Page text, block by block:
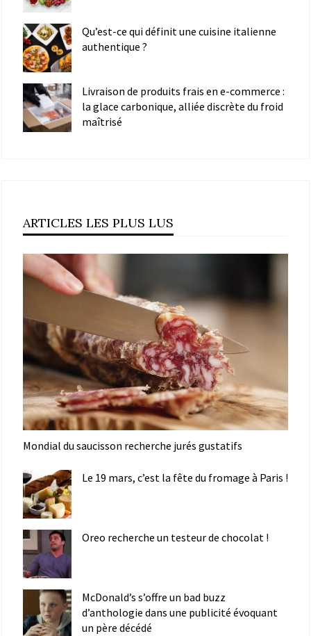
Qu’est-ce qui définit une cuisine italienne
authentique ?
Livraison de produits frais en e-commerce :
la glace carbonique, alliée discrète du froid
maîtrisé
ARTICLES LES PLUS LUS
Mondial du saucisson recherche jurés gustatifs
Le 19 mars, c’est la fête du fromage à Paris !
Oreo recherche un testeur de chocolat !
McDonald’s s’offre un bad buzz
d’anthologie dans une publicité évoquant
un père décédé